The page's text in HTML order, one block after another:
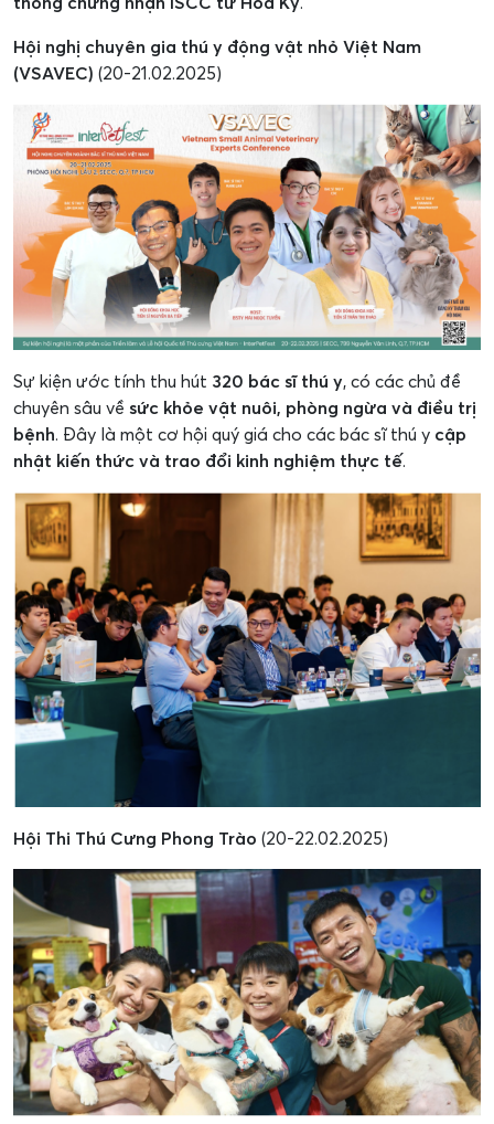
Hội nghị chuyên gia thú y động vật nhỏ Việt Nam
(VSAVEC) (20-21.02.2025)
Sự kiện ước tính thu hút 320 bác sĩ thú y, có các chủ đề
chuyên sâu về sức khỏe vật nuôi, phòng ngừa và điều trị
bệnh. Đây là một cơ hội quý giá cho các bác sĩ thú y cập
nhật kiến thức và trao đổi kinh nghiệm thực tế.
Hội Thi Thú Cưng Phong Trào (20-22.02.2025)